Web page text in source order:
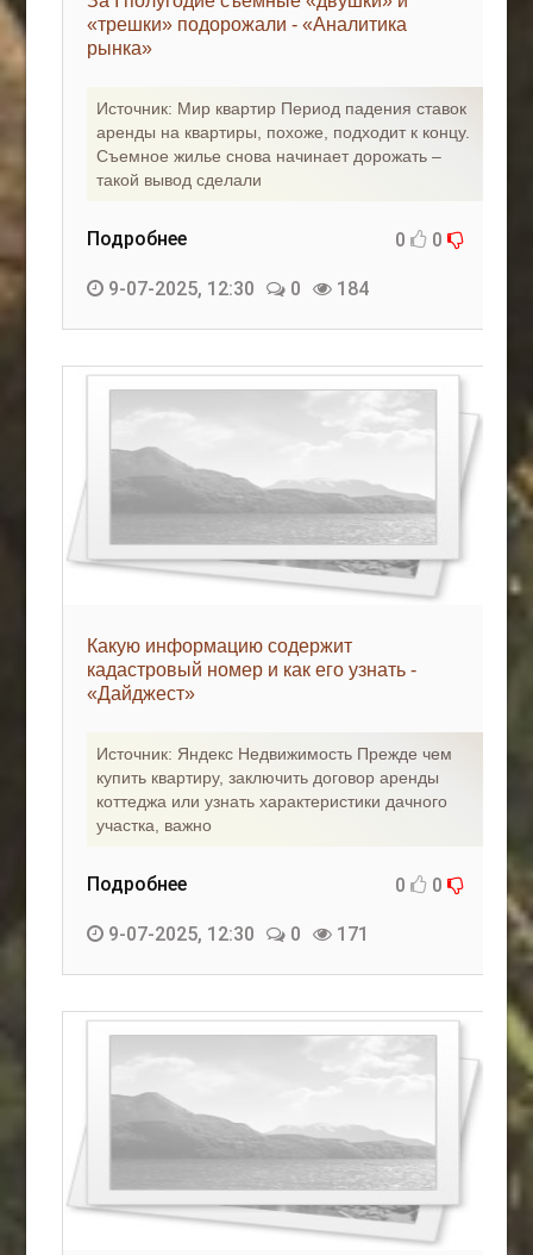
«трешки» подорожали - «Аналитика
рынка»
Источник: Мир квартир Период падения ставок
аренды на квартиры, похоже, подходит к концу.
Съемное жилье снова начинает дорожать –
такой вывод сделали
Подробнее 0 0
9-07-2025, 12:30 0 184
Какую информацию содержит
кадастровый номер и как его узнать -
«Дайджест»
Источник: Яндекс Недвижимость Прежде чем
купить квартиру, заключить договор аренды
коттеджа или узнать характеристики дачного
участка, важно
Подробнее 0 0
9-07-2025, 12:30 0 171